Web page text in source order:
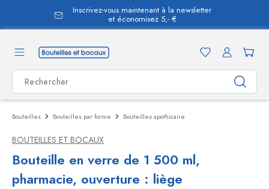
principal
Inscrivez-vous maintenant à la newsletter
et économisez 5,- €
Bouteilles Bouteilles par forme Bouteilles apothicaire
BOUTEILLES ET BOCAUX
Bouteille en verre de 1 500 ml,
pharmacie, ouverture : liège